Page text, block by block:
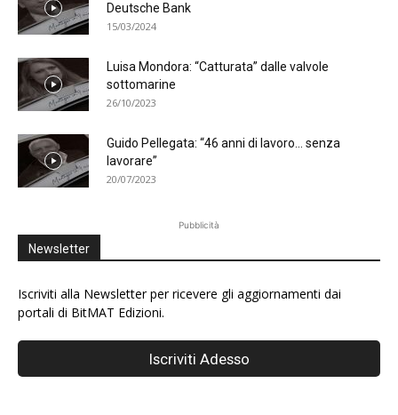
Deutsche Bank
15/03/2024
Luisa Mondora: “Catturata” dalle valvole
sottomarine
26/10/2023
Guido Pellegata: “46 anni di lavoro… senza
lavorare”
20/07/2023
Pubblicità
Newsletter
Iscriviti alla Newsletter per ricevere gli aggiornamenti dai
portali di BitMAT Edizioni.